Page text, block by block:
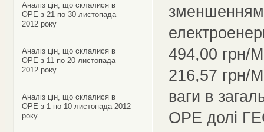
Аналіз цін, що склалися в
ОРЕ з 21 по 30 листопада
2012 року
Аналіз цін, що склалися в
ОРЕ з 11 по 20 листопада
2012 року
Аналіз цін, що склалися в
ОРЕ з 1 по 10 листопада 2012
року
зменшенням
494,00 грн/
216,57 грн/
ваги в
ОРЕ долі